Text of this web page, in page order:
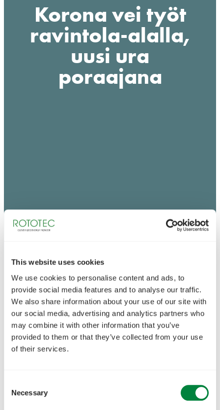
This website uses cookies
We use cookies to personalise content and ads, to
provide social media features and to analyse our traffic.
We also share information about your use of our site with
our social media, advertising and analytics partners who
may combine it with other information that you’ve
provided to them or that they’ve collected from your use
of their services.
Selection
Necessary
Korona vei työt
ravintola-alalla,
uusi ura
poraajana